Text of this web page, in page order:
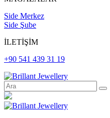
Side Merkez
Side Şube
İLETİŞİM
+90 541 439 31 19